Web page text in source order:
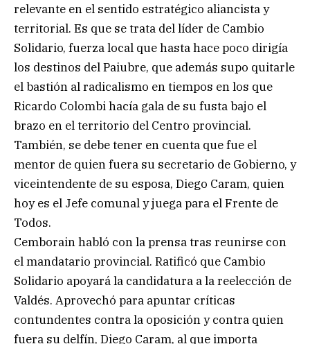
relevante en el sentido estratégico aliancista y
territorial. Es que se trata del líder de Cambio
Solidario, fuerza local que hasta hace poco dirigía
los destinos del Paiubre, que además supo quitarle
el bastión al radicalismo en tiempos en los que
Ricardo Colombi hacía gala de su fusta bajo el
brazo en el territorio del Centro provincial.
También, se debe tener en cuenta que fue el
mentor de quien fuera su secretario de Gobierno, y
viceintendente de su esposa, Diego Caram, quien
hoy es el Jefe comunal y juega para el Frente de
Todos.
Cemborain habló con la prensa tras reunirse con
el mandatario provincial. Ratificó que Cambio
Solidario apoyará la candidatura a la reelección de
Valdés. Aprovechó para apuntar críticas
contundentes contra la oposición y contra quien
fuera su delfín, Diego Caram, al que importa